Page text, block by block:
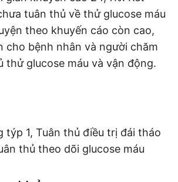
tuân thủ về thử glucose máu
theo khuyến cáo còn cao,
cho bệnh nhân và người chăm
thử glucose máu và vận động.
týp 1, Tuân thủ điều trị đái tháo
thủ theo dõi glucose máu